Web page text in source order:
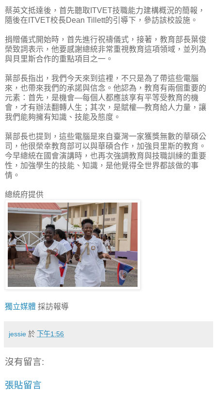
蔡英文抵達後，首先聽取ITVET技職能力建構概況的簡報，
隨後在ITVET校長Dean Tillett的引導下，參訪該校設施。
捐贈儀式開始時，首先進行祝禱儀式，接著，教育部長葉俊
榮致詞表示，他要感謝總統非常重視教育這項領域，並列為
與貝里斯合作的重點項目之一。
葉部長指出，我們今天來到這裡，不只是為了帶這些電腦
來，也帶來我們的承諾與信念。他認為，教育有兩個重要的
元素：首先，是機會—每個人都應該享有平等受教育的機
會，才有辦法翻轉人生；其次，是賦權—教育給人力量，讓
我們能夠擁有知識、技能及態度。
葉部長也提到，這些電腦是來自臺灣一家獲獎無數的華碩公
司，他很榮幸教育部可以與華碩合作，加強貝里斯的教育。
今早總統在國會演講時，也再次強調教育與技職訓練的重要
性，加強學生的技能、知識，是他覺得全世界都該做的事
情。
總統府提供
獨立媒體 採訪報導
jessie 於 下午1:56
沒有留言:
張貼留言